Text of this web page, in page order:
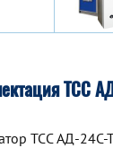
ТСС
TCC АД-